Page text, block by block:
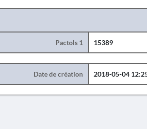
Pactols 1 15389
Date de création 2018-05-04